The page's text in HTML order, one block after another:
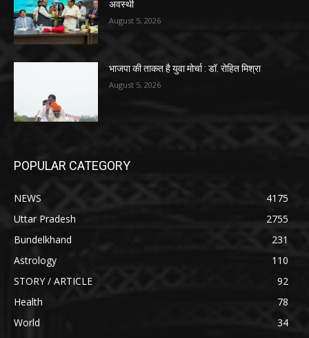
अवस्थी
August 5, 2026
भाजपा की ताकत है युवा मोर्चा : डॉ. रोहित मिश्रा
August 5, 2026
POPULAR CATEGORY
NEWS
4175
Uttar Pradesh
2755
Bundelkhand
231
Astrology
110
STORY / ARTICLE
92
Health
78
World
34